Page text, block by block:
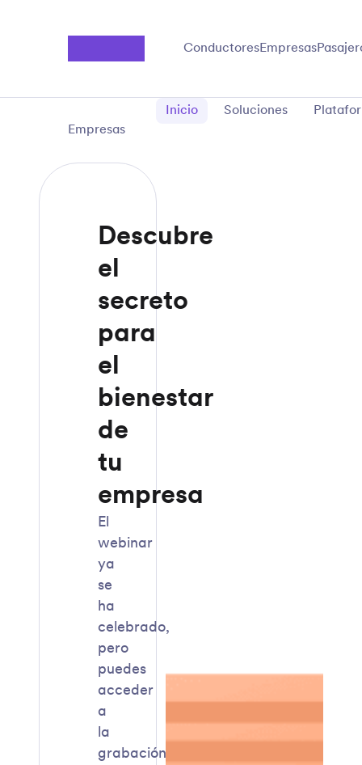
ConductoresEmpresas
Empresas
Inicio Soluciones
Descubre
el
secreto
para
el
bienestar
de
tu
empresa
El
webinar
ya
se
ha
celebrado,
pero
puedes
acceder
a
la
grabación